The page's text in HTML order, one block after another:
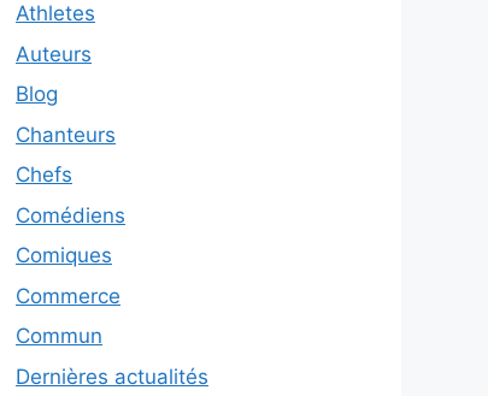
Athletes
Auteurs
Blog
Chanteurs
Chefs
Comédiens
Comiques
Commerce
Commun
Dernières actualités